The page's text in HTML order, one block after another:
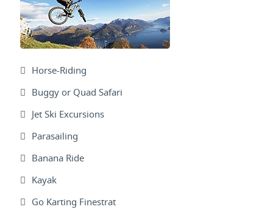
Horse-Riding
Buggy or Quad Safari
Jet Ski Excursions
Parasailing
Banana Ride
Kayak
Go Karting Finestrat